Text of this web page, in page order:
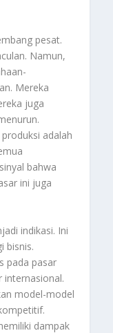
pesat.
Namun,
Mereka
juga
adalah
bahwa
ini juga
indikasi. Ini
bisnis.
pada pasar
internasional.
model-model
dampak